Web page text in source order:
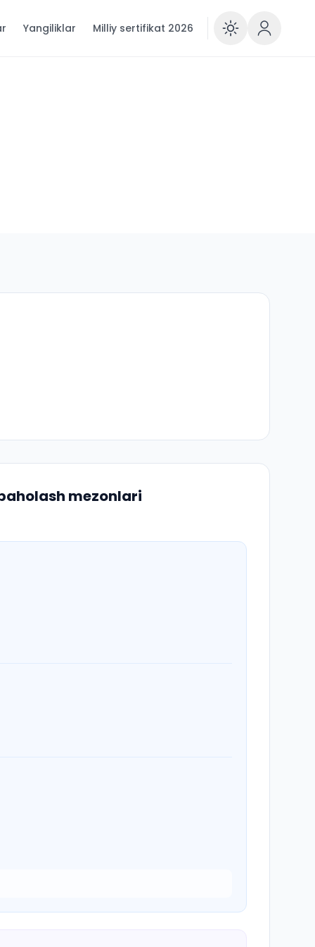
Yangiliklar Milliy sertifikat 2026
mezonlari